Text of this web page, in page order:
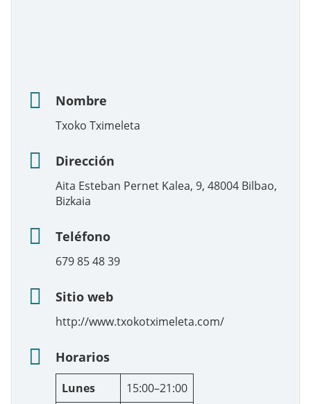
Nombre
Txoko Tximeleta
Dirección
Aita Esteban Pernet Kalea, 9, 48004 Bilbao,
Bizkaia
Teléfono
679 85 48 39
Sitio web
http://www.txokotximeleta.com/
Horarios
Lunes
15:00–21:00